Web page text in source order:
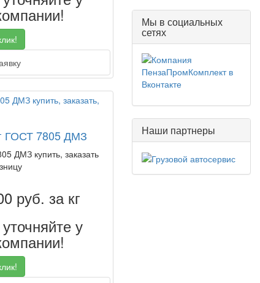
ГОСТ 7805 ДМЗ
ДМЗ купить, заказать
руб. за кг
у
Мы в социальных
сетях
Наши партнеры